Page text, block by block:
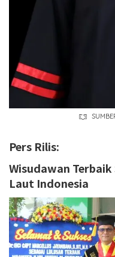
Pers Rilis:
Wisudawan
Laut Indonesia